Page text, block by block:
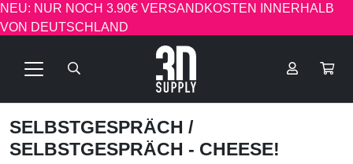
NEU: NUR NOCH 3.90€ VERSANDKOSTEN INNERHALB
VON DEUTSCHLAND
SELBSTGESPRÄCH /
SELBSTGESPRÄCH - CHEESE!